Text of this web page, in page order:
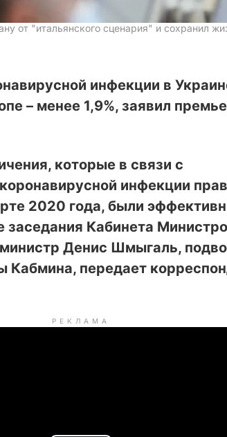
от "итальянского сценария" и сохранил
инфекции в
– менее 1,9%, заявил
которые в связи с
инфекции
2020 года, были
заседания Кабинета
Денис Шмыгаль,
Кабмина, передает
РЕКЛАМА